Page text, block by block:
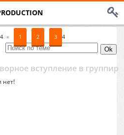
4 « 1 2 3 4
вступление в
нет!